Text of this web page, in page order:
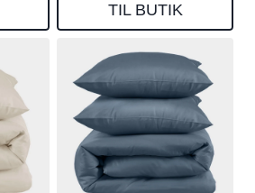
TIL BUTIK